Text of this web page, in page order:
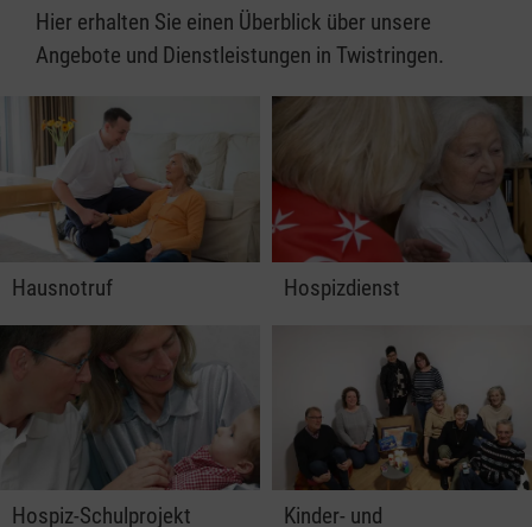
Hier erhalten Sie einen Überblick über unsere
Angebote und Dienstleistungen in Twistringen.
Hausnotruf Hospizdienst
Hospiz-Schulprojekt
Kinder- und